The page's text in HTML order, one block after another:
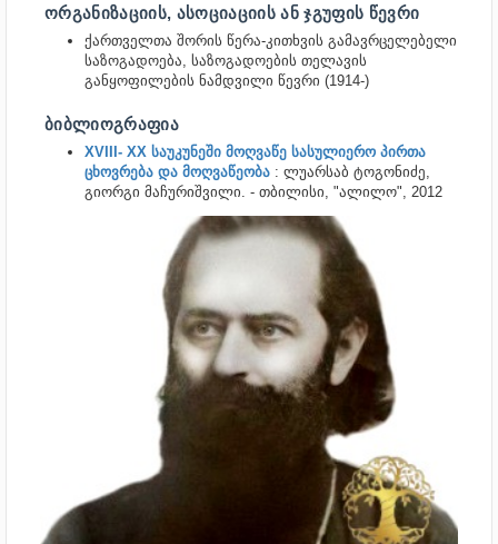
ᲝᲠᲒᲐᲜᲘᲖᲐᲪᲘᲘᲡ, ᲐᲡᲝᲪᲘᲐᲪᲘᲘᲡ ᲐᲜ ᲯᲒᲣᲤᲘᲡ ᲬᲔᲕᲠᲘ
ქართველთა შორის წერა-კითხვის გამავრცელებელი
საზოგადოება, საზოგადოების თელავის
განყოფილების ნამდვილი წევრი (1914-)
ᲑᲘᲑᲚᲘᲝᲒᲠᲐᲤᲘᲐ
XVIII- XX საუკუნეში მოღვაწე სასულიერო პირთა
ცხოვრება და მოღვაწეობა : ლუარსაბ ტოგონიძე,
გიორგი მაჩურიშვილი. - თბილისი, "ალილო", 2012